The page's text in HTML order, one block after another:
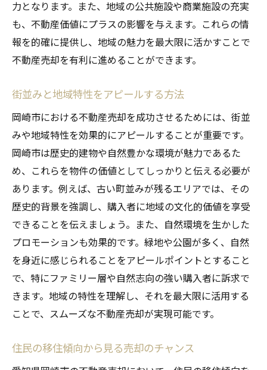
力となります。また、地域の公共施設や商業施設の充実
も、不動産価値にプラスの影響を与えます。これらの情
報を的確に提供し、地域の魅力を最大限に活かすことで
不動産売却を有利に進めることができます。
街並みと地域特性をアピールする方法
岡崎市における不動産売却を成功させるためには、街並
みや地域特性を効果的にアピールすることが重要です。
岡崎市は歴史的建物や自然豊かな環境が魅力であるた
め、これらを物件の価値としてしっかりと伝える必要が
あります。例えば、古い町並みが残るエリアでは、その
歴史的背景を強調し、購入者に地域の文化的価値を享受
できることを伝えましょう。また、自然環境を生かした
プロモーションも効果的です。緑地や公園が多く、自然
を身近に感じられることをアピールポイントとすること
で、特にファミリー層や自然志向の強い購入者に訴求で
きます。地域の特性を理解し、それを最大限に活用する
ことで、スムーズな不動産売却が実現可能です。
住民の移住傾向から見る売却のチャンス